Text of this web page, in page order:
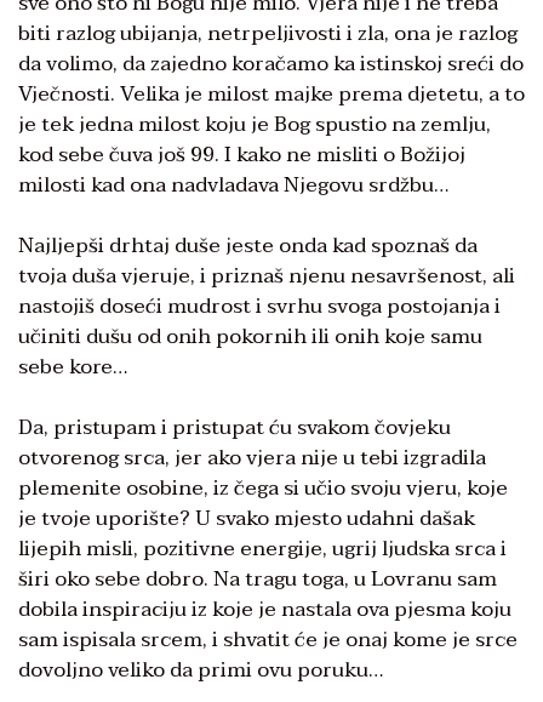
biti razlog ubijanja, netrpeljivosti i zla, ona je razlog
da volimo, da zajedno koračamo ka istinskoj sreći do
Vječnosti. Velika je milost majke prema djetetu, a to
je tek jedna milost koju je Bog spustio na zemlju,
kod sebe čuva još 99. I kako ne misliti o Božijoj
milosti kad ona nadvladava Njegovu srdžbu…
Najljepši drhtaj duše jeste onda kad spoznaš da
tvoja duša vjeruje, i priznaš njenu nesavršenost, ali
nastojiš doseći mudrost i svrhu svoga postojanja i
učiniti dušu od onih pokornih ili onih koje samu
sebe kore…
Da, pristupam i pristupat ću svakom čovjeku
otvorenog srca, jer ako vjera nije u tebi izgradila
plemenite osobine, iz čega si učio svoju vjeru, koje
je tvoje uporište? U svako mjesto udahni dašak
lijepih misli, pozitivne energije, ugrij ljudska srca i
širi oko sebe dobro. Na tragu toga, u Lovranu sam
dobila inspiraciju iz koje je nastala ova pjesma koju
sam ispisala srcem, i shvatit će je onaj kome je srce
dovoljno veliko da primi ovu poruku…